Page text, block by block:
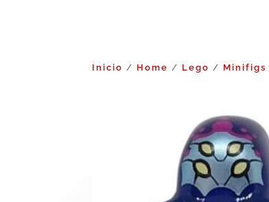
Inicio / Home / Lego / Minifigs